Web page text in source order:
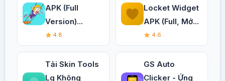
APK (Full
Version)...
4.8
Locket Widget
APK (Full, Mở...
4.6
Tải Skin Tools
Lq Không
GS Auto
Clicker - Ứng